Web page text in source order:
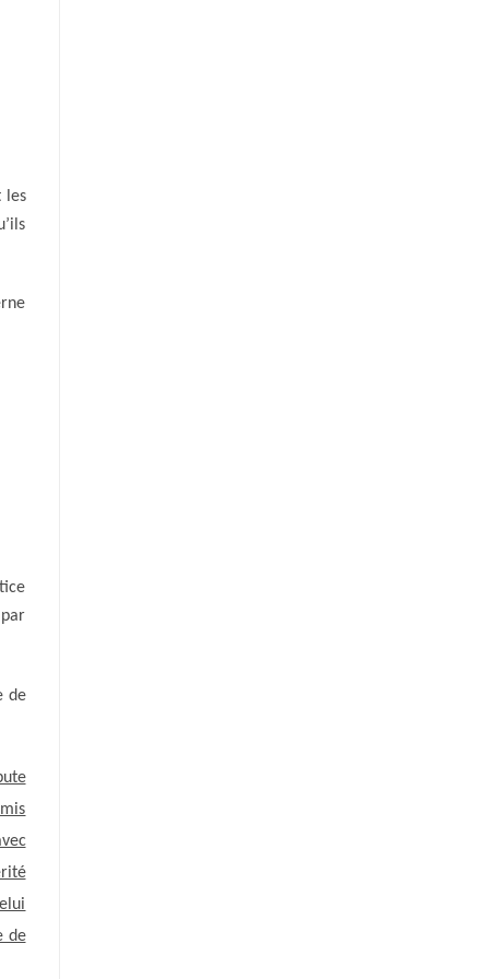
les
de
de